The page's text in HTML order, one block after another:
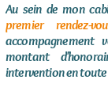
Au sein de mon
premier rendez-
montant
intervention en